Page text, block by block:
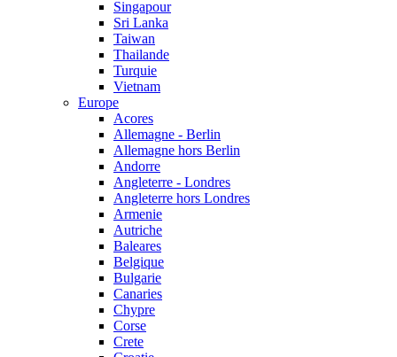
Singapour
Sri Lanka
Taiwan
Thailande
Turquie
Vietnam
Europe
Acores
Allemagne - Berlin
Allemagne hors Berlin
Andorre
Angleterre - Londres
Angleterre hors Londres
Armenie
Autriche
Baleares
Belgique
Bulgarie
Canaries
Chypre
Corse
Crete